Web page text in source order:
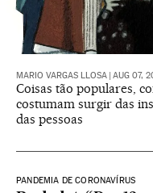
MARIO VARGAS LLOSA AUG 07,
Coisas tão populares,
costumam surgir das
das pessoas
PANDEMIA DE CORONAVÍRUS